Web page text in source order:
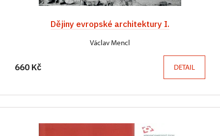
Dějiny evropské architektury I.
Václav Mencl
660 Kč DETAIL